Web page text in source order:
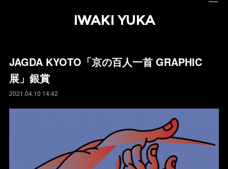
IWAKI YUKA
JAGDA KYOTO「京の百人一首 GRAPHIC
展」銀賞
2021.04.10 14:42